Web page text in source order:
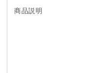
商品説明